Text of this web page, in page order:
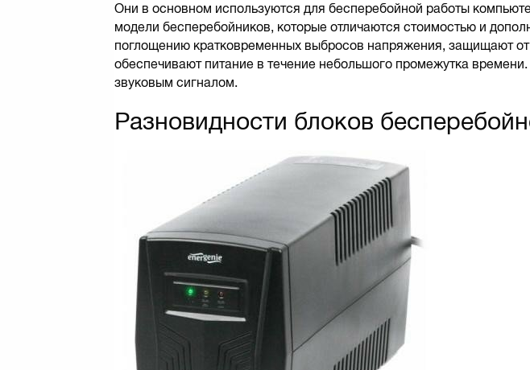
Они в основном используются для бесперебойной работы
модели бесперебойников, которые отличаются стоимостью и
поглощению кратковременных выбросов напряжения, защищают
обеспечивают питание в течение небольшого промежутка
звуковым сигналом.
Разновидности блоков